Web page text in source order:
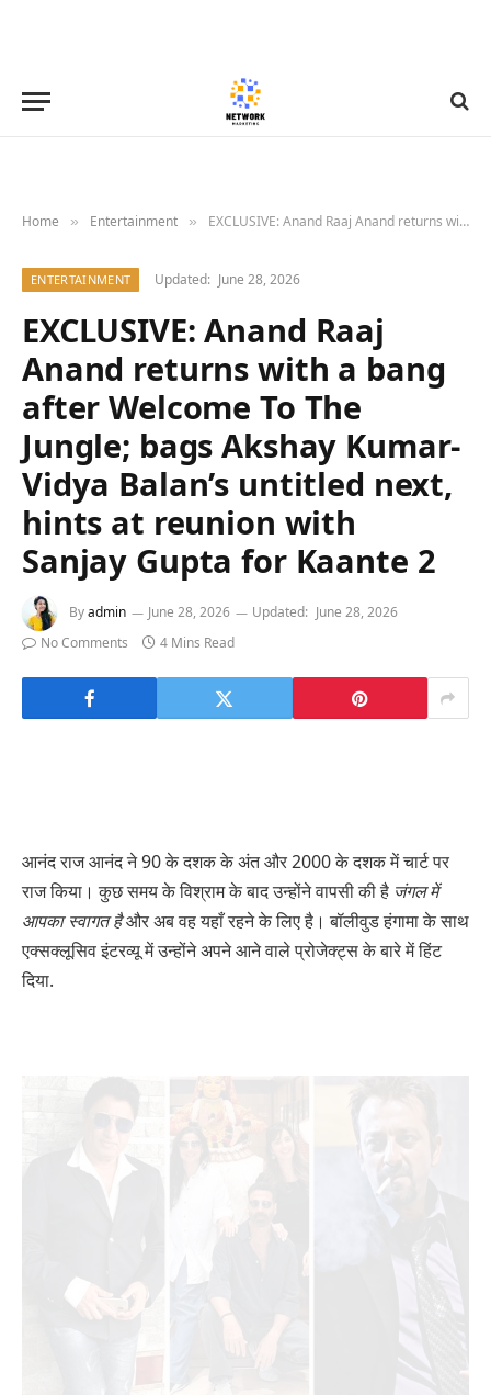
Home » Entertainment » EXCLUSIVE: Anand Raaj Anand returns with a bang after Welcome To The Jungle; bags Akshay Kumar-Vidya Balan’s untitled next, hints at reunion with Sanjay Gupta for Kaante 2
ENTERTAINMENT Updated: June 28, 2026
EXCLUSIVE: Anand Raaj
Anand returns with a bang
after Welcome To The
Jungle; bags Akshay Kumar-
Vidya Balan’s untitled next,
hints at reunion with
Sanjay Gupta for Kaante 2
Byadmin June 28, 2026 Updated: June 28, 2026
No Comments
4 Mins Read
आनंद राज आनंद ने 90 के दशक के अंत और 2000 के दशक में चार्ट पर
राज किया। कुछ समय के विश्राम के बाद उन्होंने वापसी की है जंगल में
आपका स्वागत हैऔर अब वह यहाँ रहने के लिए है। बॉलीवुड हंगामा के साथ
एक्सक्लूसिव इंटरव्यू में उन्होंने अपने आने वाले प्रोजेक्ट्स के बारे में हिंट
दिया.